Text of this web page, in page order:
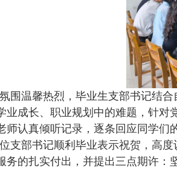
围温馨热烈，毕业生支部书记结
业成长、职业规划中的难题，针
师认真倾听记录，逐条回应同学
支部书记顺利毕业表示祝贺，高
务的扎实付出，并提出三点期许